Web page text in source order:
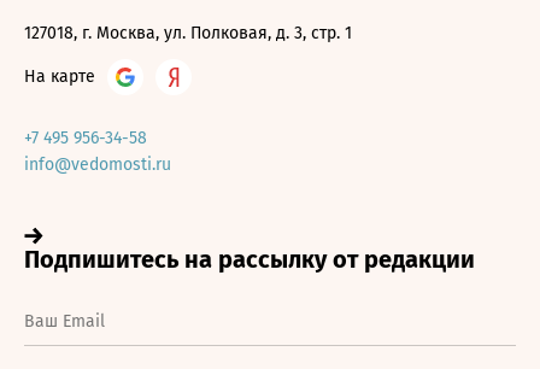
127018, г. Москва, ул. Полковая, д. 3, стр. 1
На карте
+7 495 956-34-58
info@vedomosti.ru